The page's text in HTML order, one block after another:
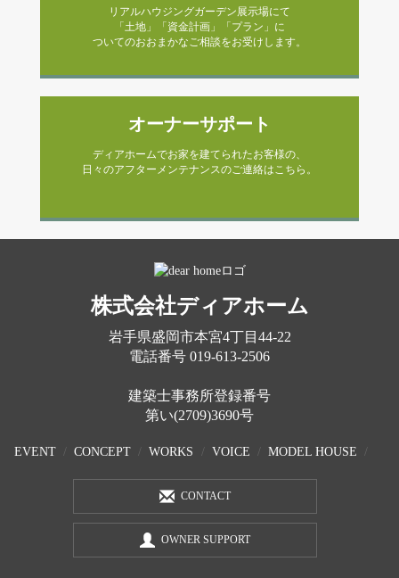
リアルハウジングガーデン展示場にて
「土地」「資金計画」「プラン」に
ついてのおおまかなご相談をお受けします。
オーナーサポート
ディアホームでお家を建てられたお客様の、
日々のアフターメンテナンスのご連絡はこちら。
株式会社ディアホーム
岩手県盛岡市本宮4丁目44-22
電話番号 019-613-2506
建築士事務所登録番号
第い(2709)3690号
EVENT CONCEPT WORKS VOICE MODEL HOUSE
CONTACT
OWNER SUPPORT